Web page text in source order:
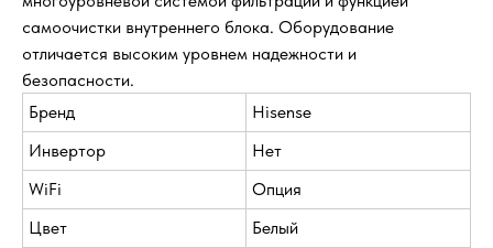
самоочистки внутреннего блока. Оборудование
отличается высоким уровнем надежности и
безопасности.
Бренд
Hisense
Инвертор
Нет
WiFi
Опция
Цвет
Белый